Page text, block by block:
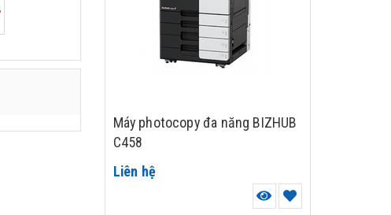
Máy photocopy đa năng BIZHUB
C458
Liên hệ